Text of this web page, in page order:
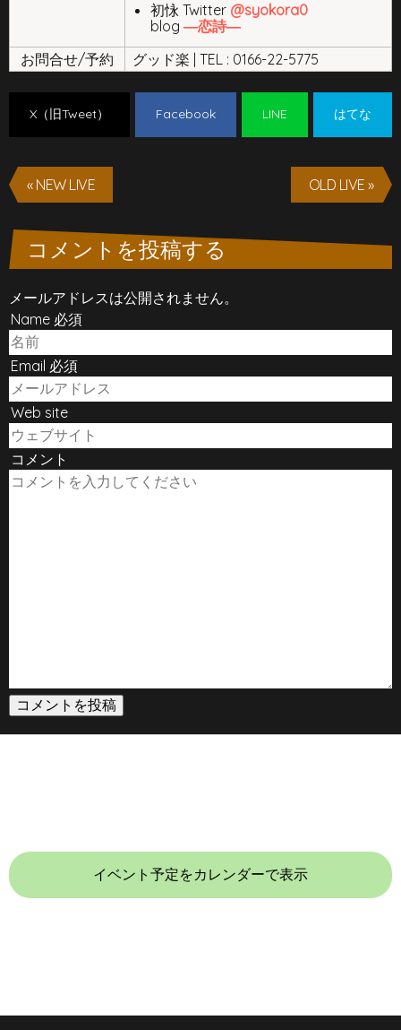
初怺 Twitter @syokora0
blog ―恋詩―
お問合せ/予約
グッド楽 | TEL : 0166-22-5775
X（旧Tweet） Facebook LINE はてな
« NEW LIVE OLD LIVE »
コメントを投稿する
メールアドレスは公開されません。
Name 必須
Email 必須
Web site
コメント
イベント予定をカレンダーで表示